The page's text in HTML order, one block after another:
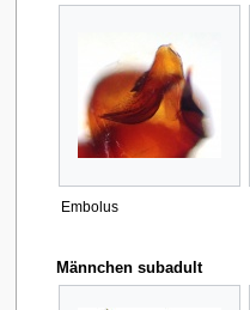
Embolus
Männchen subadult